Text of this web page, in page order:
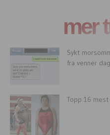
mer
Sykt
fra venner
Topp 16